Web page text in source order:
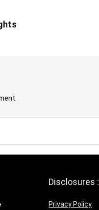
Disclosures :
Privacy Policy